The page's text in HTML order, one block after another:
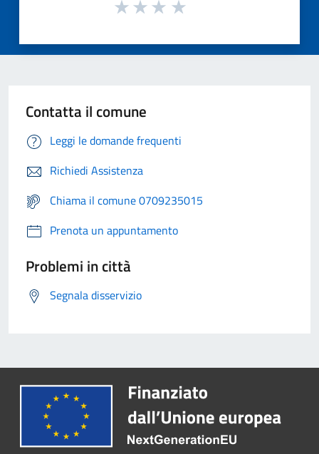
Contatta il comune
Leggi le domande frequenti
Richiedi Assistenza
Chiama il comune 0709235015
Prenota un appuntamento
Problemi in città
Segnala disservizio